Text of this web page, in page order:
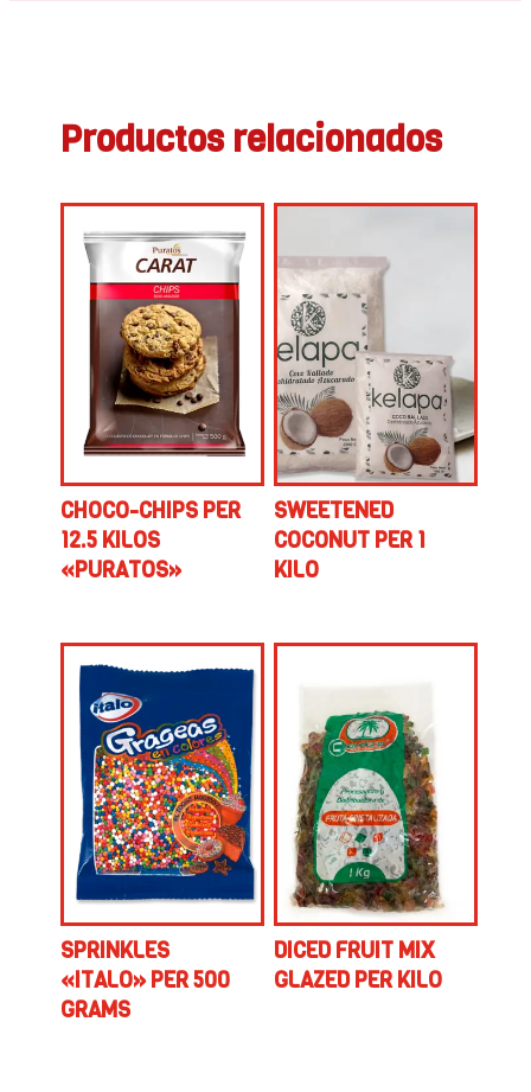
Productos relacionados
CHOCO-CHIPS PER
12.5 KILOS
«PURATOS»
SWEETENED
COCONUT PER 1
KILO
SPRINKLES
«ITALO» PER 500
GRAMS
DICED FRUIT MIX
GLAZED PER KILO